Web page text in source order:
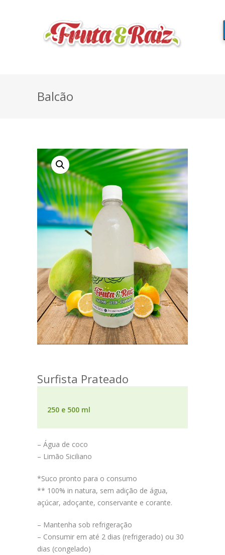
Balcão
Surfista Prateado
250 e 500 ml
– Água de coco
– Limão Siciliano
*Suco pronto para o consumo
** 100% in natura, sem adição de água,
açúcar, adoçante, conservante e corante.
– Mantenha sob refrigeração
– Consumir em até 2 dias (refrigerado) ou 30
dias (congelado)